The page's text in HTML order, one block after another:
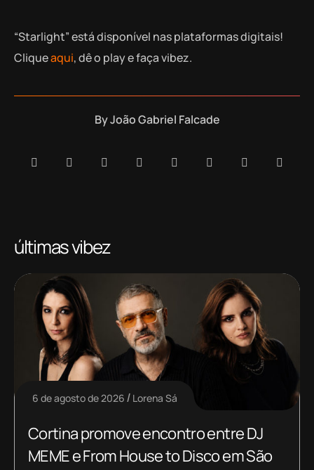
“Starlight” está disponível nas plataformas digitais!
Cliqueaqui, dê o play e faça vibez.
ByJoão Gabriel Falcade
últimas vibez
6 de agosto de 2026 Lorena Sá
Cortina promove encontro entre DJ
MEME e From House to Disco em São